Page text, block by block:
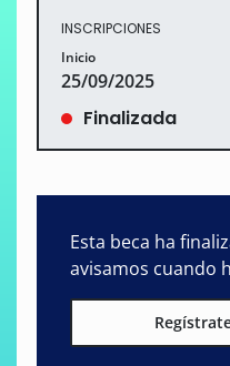
INSCRIPCIONES
Inicio
25/09/2025
Finalizada
Esta beca ha
avisamos cuando
Regístrate